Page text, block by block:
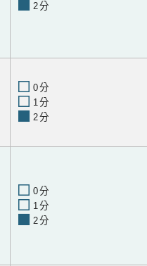
2分
0分
1分
2分
0分
1分
2分